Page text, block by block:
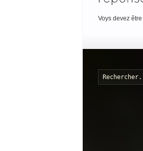
Voys devez être